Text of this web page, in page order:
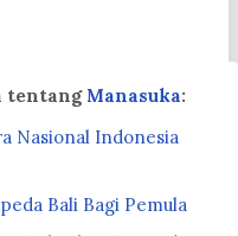
tentang Manasuka:
Nasional Indonesia
Bali Bagi Pemula